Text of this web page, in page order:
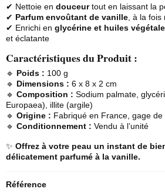
✔ Nettoie en douceurtout en laissant la
✔ Parfum envoûtant de vanille, à la fois
✔ Enrichi en glycérine et huiles
et éclatante
Caractéristiques du Produit :
🔹 Poids : 100 g
🔹 Dimensions : 6 x 8 x 2 cm
🔹 Composition : Sodium palmate,
Europaea), illite (argile)
🔹 Origine : Fabriqué en France, gage de
🔹 Conditionnement : Vendu à l’unité
✨ Offrez à votre peau un instant de
délicatement parfumé à la vanille.
Référence